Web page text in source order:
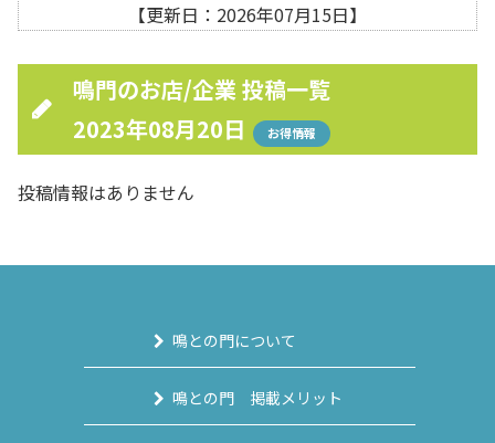
【更新日：2026年07月15日】
鳴門のお店/企業 投稿一覧
2023年08月20日
お得情報
投稿情報はありません
鳴との門について
鳴との門 掲載メリット